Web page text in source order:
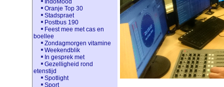
IndoMood
Oranje Top 30
Stadspraet
Postbus 190
Feest mee met cas en
boellee
Zondagmorgen vitamine
Weekendblik
In gesprek met
Gezelligheid rond
etenstijd
Spotlight
Sport